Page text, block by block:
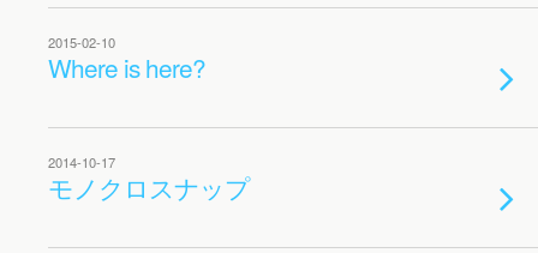
2015-02-10
Where is here?
2014-10-17
モノクロスナップ